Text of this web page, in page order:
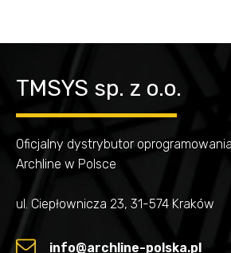
TMSYS sp. z o.o.
Oficjalny dystrybutor oprogramowania
Archline w Polsce
ul. Ciepłownicza 23, 31-574 Kraków
info@archline-polska.pl